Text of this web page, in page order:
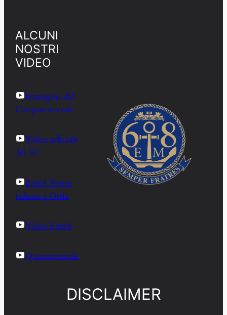
ALCUNI
NOSTRI
VIDEO
Immagini del
Cinquantennale
Video ufficiale
del 50°
Em68 Primo
raduno a Ostia
Video Em68
Quarantennale
DISCLAIMER